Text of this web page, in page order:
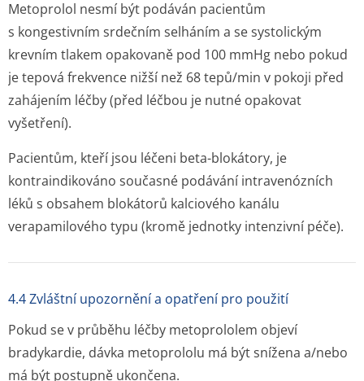
Metoprolol nesmí být podáván pacientům
s kongestivním srdečním selháním a se systolickým
krevním tlakem opakovaně pod 100 mmHg nebo pokud
je tepová frekvence nižší než 68 tepů/min v pokoji před
zahájením léčby (před léčbou je nutné opakovat
vyšetření).
Pacientům, kteří jsou léčeni beta-blokátory, je
kontraindikováno současné podávání intravenózních
léků s obsahem blokátorů kalciového kanálu
verapamilového typu (kromě jednotky intenzivní péče).
4.4 Zvláštní upozornění a opatření pro použití
Pokud se v průběhu léčby metoprololem objeví
bradykardie, dávka metoprololu má být snížena a/nebo
má být postupně ukončena.